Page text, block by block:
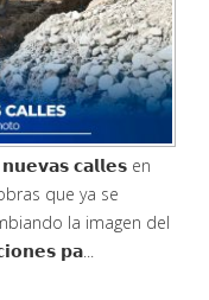
𝗰𝗮𝗹𝗹𝗲𝘀 en
que ya se
la imagen del
𝗽𝗮...